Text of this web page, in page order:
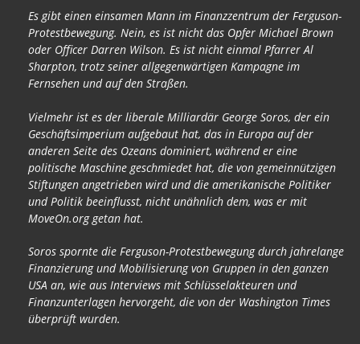
Es gibt einen einsamen Mann im Finanzzentrum der Ferguson-
Protestbewegung. Nein, es ist nicht das Opfer Michael Brown
oder Officer Darren Wilson. Es ist nicht einmal Pfarrer Al
Sharpton, trotz seiner allgegenwärtigen Kampagne im
Fernsehen und auf den Straßen.
Vielmehr ist es der liberale Milliardär George Soros, der ein
Geschäftsimperium aufgebaut hat, das in Europa auf der
anderen Seite des Ozeans dominiert, während er eine
politische Maschine geschmiedet hat, die von gemeinnützigen
Stiftungen angetrieben wird und die amerikanische Politiker
und Politik beeinflusst, nicht unähnlich dem, was er mit
MoveOn.org getan hat.
Soros spornte die Ferguson-Protestbewegung durch jahrelange
Finanzierung und Mobilisierung von Gruppen in den ganzen
USA an, wie aus Interviews mit Schlüsselakteuren und
Finanzunterlagen hervorgeht, die von der Washington Times
überprüft wurden.